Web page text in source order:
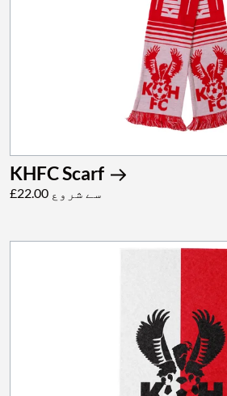
KHFC Scarf
£22.00 سے شروع